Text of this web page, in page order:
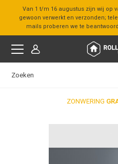
Van 1 t/m 16 augustus zijn wij op
gewoon verwerkt en verzonden;
mails proberen we te
ZONWERING